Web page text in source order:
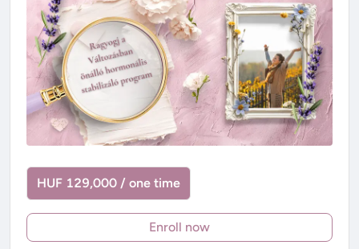
HUF 129,000 / one time
Enroll now